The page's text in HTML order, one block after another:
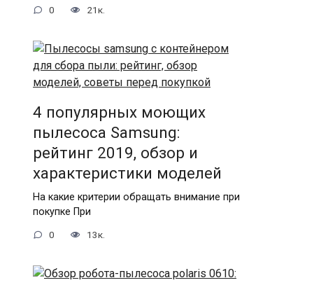
0 21к.
4 популярных моющих
пылесоса Samsung:
рейтинг 2019, обзор и
характеристики моделей
На какие критерии обращать внимание при
покупке При
0 13к.